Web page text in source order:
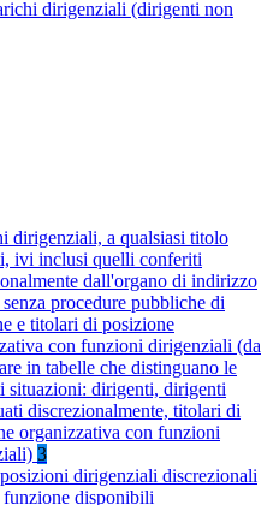
dirigenziali (dirigenti non
dirigenziali, a qualsiasi titolo
ivi inclusi quelli conferiti
dall'organo di indirizzo
procedure pubbliche di
e titolari di posizione
con funzioni dirigenziali (da
in tabelle che distinguano le
situazioni: dirigenti, dirigenti
discrezionalmente, titolari di
organizzativa con funzioni
3
dirigenziali discrezionali
funzione disponibili